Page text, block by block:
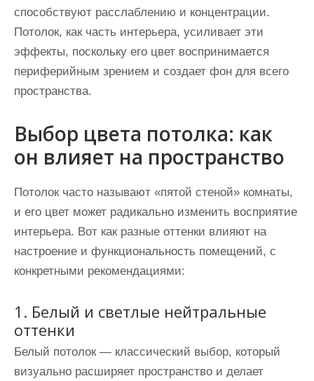
способствуют расслаблению и концентрации.
Потолок, как часть интерьера, усиливает эти
эффекты, поскольку его цвет воспринимается
периферийным зрением и создает фон для всего
пространства.
Выбор цвета потолка: как
он влияет на пространство
Потолок часто называют «пятой стеной» комнаты,
и его цвет может радикально изменить восприятие
интерьера. Вот как разные оттенки влияют на
настроение и функциональность помещений, с
конкретными рекомендациями:
1. Белый и светлые нейтральные
оттенки
Белый потолок — классический выбор, который
визуально расширяет пространство и делает